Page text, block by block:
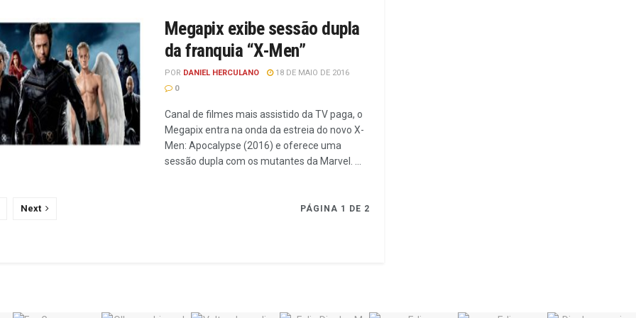
Megapix exibe sessão dupla
da franquia “X-Men”
POR DANIEL HERCULANO
18 DE MAIO DE 2016
0
Canal de filmes mais assistido da TV paga, o
Megapix entra na onda da estreia do novo X-
Men: Apocalypse (2016) e oferece uma
sessão dupla com os mutantes da Marvel. ...
PÁGINA 1 DE 2
Next